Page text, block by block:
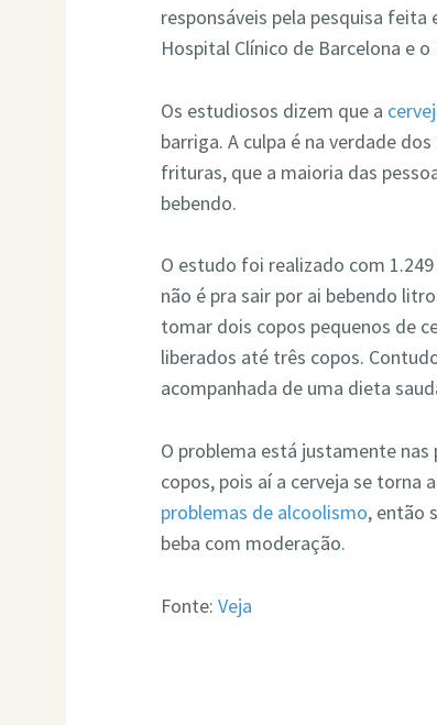
responsáveis pela pesquisa
Hospital Clínico de Barcelona e
Os estudiosos dizem que a
barriga. A culpa é na verdade
frituras, que a maioria das
bebendo.
O estudo foi realizado com
não é pra sair por ai bebendo
tomar dois copos pequenos de
liberados até três copos.
acompanhada de uma dieta
O problema está justamente
copos, pois aí a cerveja se torna
problemas de alcoolismo, então
beba com moderação.
Fonte:Veja